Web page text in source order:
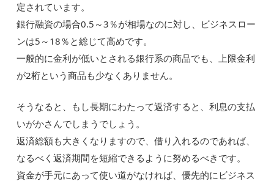
定されています。
銀行融資の場合0.5～3％が相場なのに対し、ビジネスロー
ンは5～18％と総じて高めです。
一般的に金利が低いとされる銀行系の商品でも、上限金利
が2桁という商品も少なくありません。
そうなると、もし長期にわたって返済すると、利息の支払
いがかさんでしまうでしょう。
返済総額も大きくなりますので、借り入れるのであれば、
なるべく返済期間を短縮できるように努めるべきです。
資金が手元にあって使い道がなければ、優先的にビジネス